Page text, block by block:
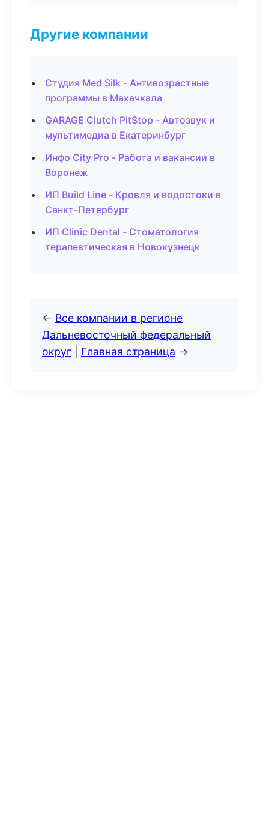
Другие компании
Студия Med Silk - Антивозрастные
программы в Махачкала
GARAGE Clutch PitStop - Автозвук и
мультимедиа в Екатеринбург
Инфо City Pro - Работа и вакансии в
Воронеж
ИП Build Line - Кровля и водостоки в
Санкт-Петербург
ИП Clinic Dental - Стоматология
терапевтическая в Новокузнецк
← Все компании в регионе
Дальневосточный федеральный
округ
Главная страница →